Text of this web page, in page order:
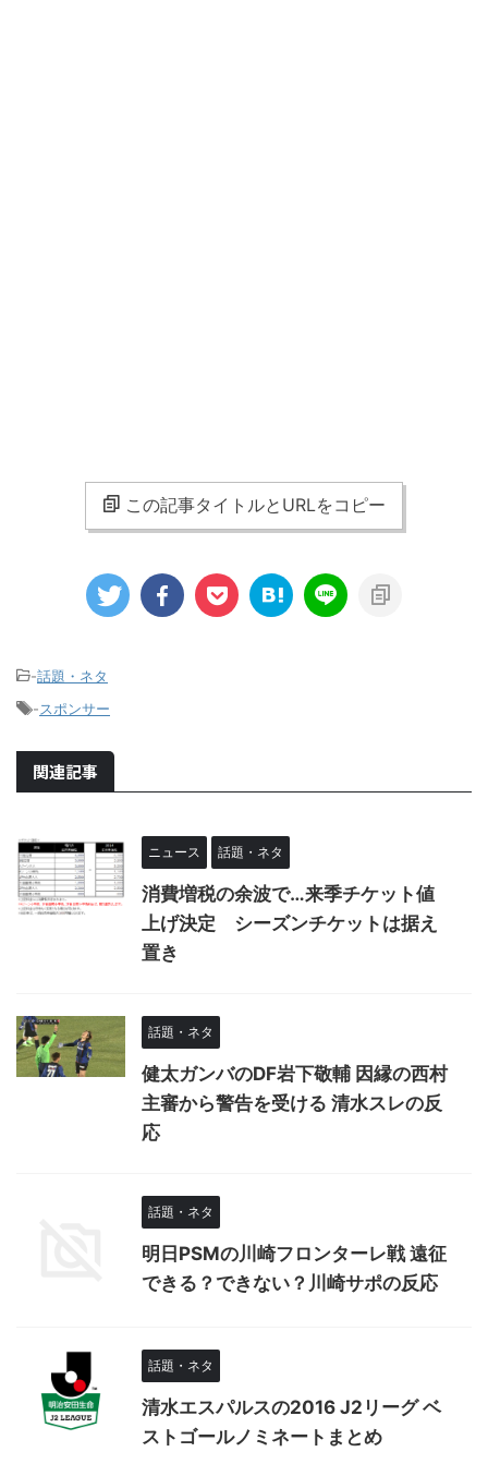
この記事タイトルとURLをコピー
-話題・ネタ
-スポンサー
関連記事
ニュース 話題・ネタ
消費増税の余波で…来季チケット値
上げ決定 シーズンチケットは据え
置き
話題・ネタ
健太ガンバのDF岩下敬輔 因縁の西村
主審から警告を受ける 清水スレの反
応
話題・ネタ
明日PSMの川崎フロンターレ戦 遠征
できる？できない？川崎サポの反応
話題・ネタ
清水エスパルスの2016 J2リーグ ベ
ストゴールノミネートまとめ